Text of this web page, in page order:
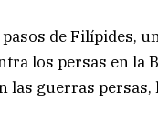
de Filípides,
los persas en
guerras persas,